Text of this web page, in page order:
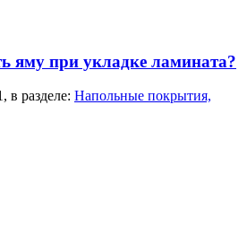
яму при укладке ламината?
, в разделе: Напольные покрытия,